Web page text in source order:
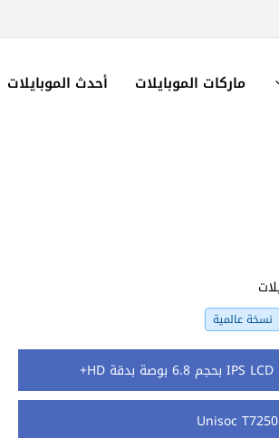
ماركات الموبايلات أحدث الموبايلات
نسخة عالمية
IPS LCD بحجم 6.8 بوصة بدقة HD+
Unisoc T7250